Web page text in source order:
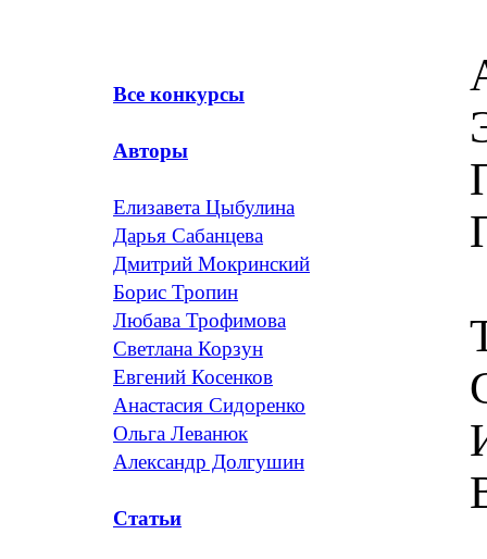
Все конкурсы
Авторы
Елизавета Цыбулина
Дарья Сабанцева
Дмитрий Мокринский
Борис Тропин
Любава Трофимова
Светлана Корзун
Евгений Косенков
Анастасия Сидоренко
Ольга Леванюк
Александр Долгушин
Статьи